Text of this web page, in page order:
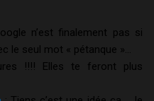
n’est finalement pas si
le seul mot « pétanque »…
!!!! Elles te feront plus